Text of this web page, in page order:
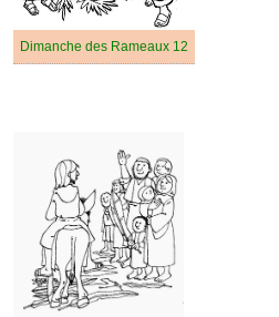
Dimanche des Rameaux 12